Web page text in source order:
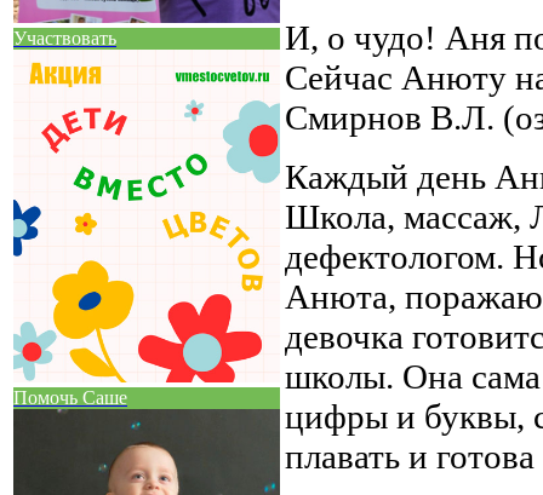
Участвовать
Помочь Саше
И, о чудо! Аня
Сейчас Анюту
Смирнов В.Л.
Каждый день
Школа, массаж,
дефектологом.
Анюта,
девочка
школы. Она сама
цифры и буквы,
плавать и